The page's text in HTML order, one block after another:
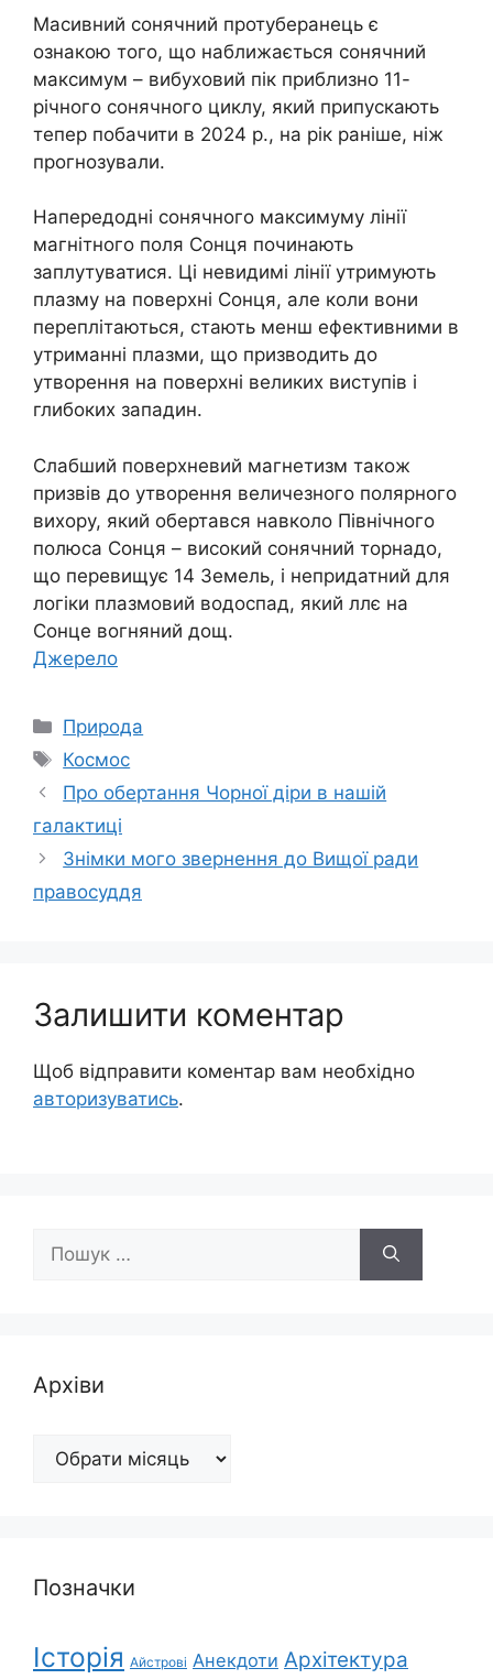
Масивний сонячний протуберанець є
ознакою того, що наближається сонячний
максимум – вибуховий пік приблизно 11-
річного сонячного циклу, який припускають
тепер побачити в 2024 р., на рік раніше, ніж
прогнозували.
Напередодні сонячного максимуму лінії
магнітного поля Сонця починають
заплутуватися. Ці невидимі лінії утримують
плазму на поверхні Сонця, але коли вони
переплітаються, стають менш ефективними в
утриманні плазми, що призводить до
утворення на поверхні великих виступів і
глибоких западин.
Слабший поверхневий магнетизм також
призвів до утворення величезного полярного
вихору, який обертався навколо Північного
полюса Сонця – високий сонячний торнадо,
що перевищує 14 Земель, і непридатний для
логіки плазмовий водоспад, який ллє на
Сонце вогняний дощ.
Джерело
Категорії
Природа
Позначки
Космос
Про обертання Чорної діри в нашій
галактиці
Знімки мого звернення до Вищої ради
правосуддя
Залишити коментар
Щоб відправити коментар вам необхідно
авторизуватись.
Пошук:
Архіви
Архіви
Позначки
Історія Айстрові Анекдоти Архітектура